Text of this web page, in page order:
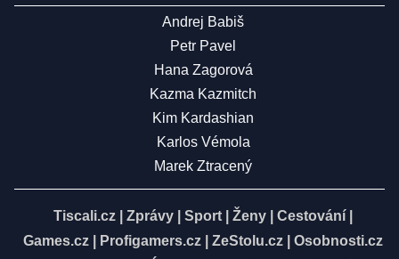
Andrej Babiš
Petr Pavel
Hana Zagorová
Kazma Kazmitch
Kim Kardashian
Karlos Vémola
Marek Ztracený
Tiscali.cz Zprávy Sport Ženy Cestování
Games.cz
Profigamers.cz ZeStolu.cz
Osobnosti.cz